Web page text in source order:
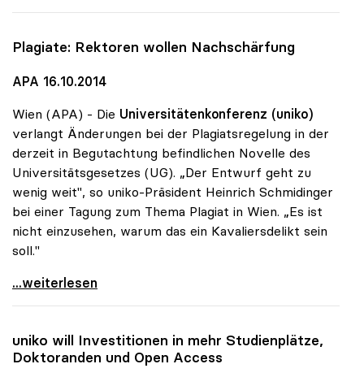
Plagiate: Rektoren wollen Nachschärfung
APA 16.10.2014
Wien (APA) - Die Universitätenkonferenz (uniko)
verlangt Änderungen bei der Plagiatsregelung in der
derzeit in Begutachtung befindlichen Novelle des
Universitätsgesetzes (UG). „Der Entwurf geht zu
wenig weit", so uniko-Präsident Heinrich Schmidinger
bei einer Tagung zum Thema Plagiat in Wien. „Es ist
nicht einzusehen, warum das ein Kavaliersdelikt sein
soll."
Plagiate: Rektoren wollen Nachschärfung
...weiterlesen
uniko will Investitionen in mehr Studienplätze,
Doktoranden und Open Access